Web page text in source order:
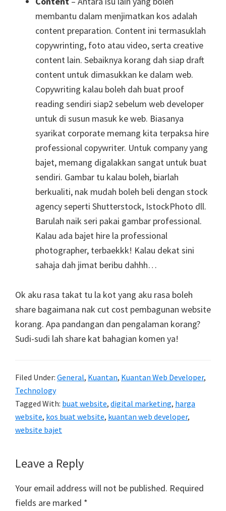
membantu dalam menjimatkan kos adalah
content preparation. Content ini termasuklah
copywrinting, foto atau video, serta creative
content lain. Sebaiknya korang dah siap draft
content untuk dimasukkan ke dalam web.
Copywriting kalau boleh dah buat proof
reading sendiri siap2 sebelum web developer
untuk di susun masuk ke web. Biasanya
syarikat corporate memang kita terpaksa hire
professional copywriter. Untuk company yang
bajet, memang digalakkan sangat untuk buat
sendiri. Gambar tu kalau boleh, biarlah
berkualiti, nak mudah boleh beli dengan stock
agency seperti Shutterstock, IstockPhoto dll.
Barulah naik seri pakai gambar professional.
Kalau ada bajet hire la professional
photographer, terbaekkk! Kalau dekat sini
sahaja dah jimat beribu dahhh…
Ok aku rasa takat tu la kot yang aku rasa boleh
share bagaimana nak cut cost pembagunan website
korang. Apa pandangan dan pengalaman korang?
Sudi-sudi lah share kat bahagian komen ya!
Filed Under: General, Kuantan, Kuantan Web Developer,
Technology
Tagged With: buat website, digital marketing, harga
website, kos buat website, kuantan web developer,
website bajet
Reader
Interactions
Leave a Reply
Your email address will not be published. Required
fields are marked *